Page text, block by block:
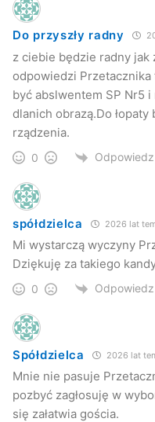
Do przyszły radny
z ciebie będzie radny jak
odpowiedzi
być abslwentem SP Nr5
dlanich obrazą.Do
rządzenia.
0 Odpowiedz
spółdzielca 2026 lat
Mi wystarczą wyczyny
Dziękuję za takiego
0 Odpowiedz
Spółdzielca 2026 lat
Mnie nie pasuje
pozbyć zagłosuję w
się załatwia gościa.